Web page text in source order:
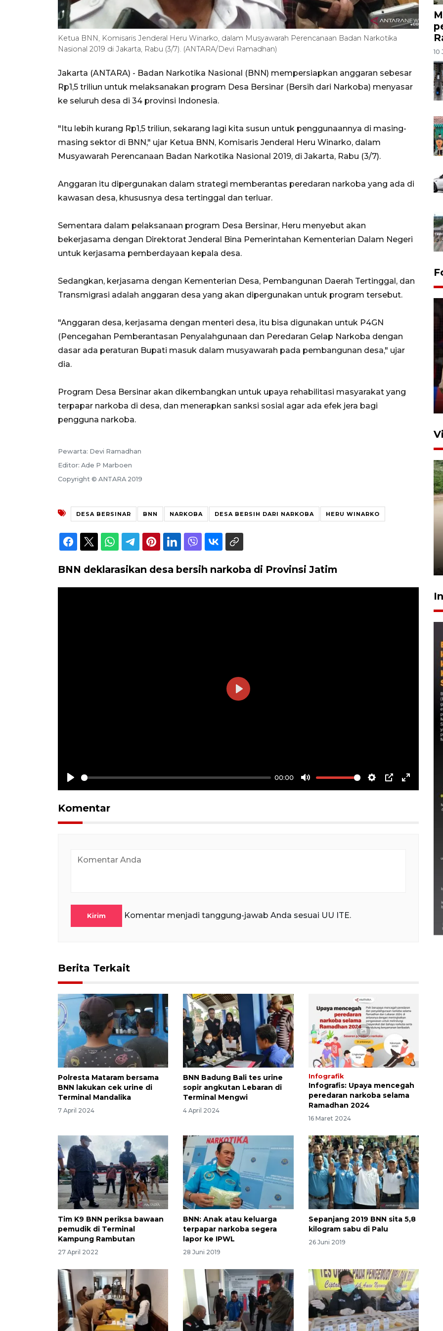
Ketua BNN, Komisaris Jenderal Heru Winarko, dalam Musyawarah Perencanaan Badan Narkotika
Nasional 2019 di Jakarta, Rabu (3/7). (ANTARA/Devi Ramadhan)
Jakarta (ANTARA) - Badan Narkotika Nasional (BNN) mempersiapkan anggaran sebesar
Rp1,5 triliun untuk melaksanakan program Desa Bersinar (Bersih dari Narkoba) menyasar
ke seluruh desa di 34 provinsi Indonesia.
"Itu lebih kurang Rp1,5 triliun, sekarang lagi kita susun untuk penggunaannya di masing-
masing sektor di BNN," ujar Ketua BNN, Komisaris Jenderal Heru Winarko, dalam
Musyawarah Perencanaan Badan Narkotika Nasional 2019, di Jakarta, Rabu (3/7).
Anggaran itu dipergunakan dalam strategi memberantas peredaran narkoba yang ada di
kawasan desa, khususnya desa tertinggal dan terluar.
Sementara dalam pelaksanaan program Desa Bersinar, Heru menyebut akan
bekerjasama dengan Direktorat Jenderal Bina Pemerintahan Kementerian Dalam Negeri
untuk kerjasama pemberdayaan kepala desa.
Sedangkan, kerjasama dengan Kementerian Desa, Pembangunan Daerah Tertinggal, dan
Transmigrasi adalah anggaran desa yang akan dipergunakan untuk program tersebut.
"Anggaran desa, kerjasama dengan menteri desa, itu bisa digunakan untuk P4GN
(Pencegahan Pemberantasan Penyalahgunaan dan Peredaran Gelap Narkoba dengan
dasar ada peraturan Bupati masuk dalam musyawarah pada pembangunan desa," ujar
dia.
Program Desa Bersinar akan dikembangkan untuk upaya rehabilitasi masyarakat yang
terpapar narkoba di desa, dan menerapkan sanksi sosial agar ada efek jera bagi
pengguna narkoba.
Pewarta: Devi Ramadhan
Editor: Ade P Marboen
Copyright © ANTARA 2019
DESA BERSINAR BNN NARKOBA DESA BERSIH DARI NARKOBA HERU WINARKO
BNN deklarasikan desa bersih narkoba di Provinsi Jatim
Play
00:00
Mute Settings
PIP Enter
Play
Komentar
Kirim Komentar menjadi tanggung-jawab Anda sesuai UU ITE.
Berita Terkait
Polresta Mataram bersama
BNN lakukan cek urine di
Terminal Mandalika
7 April 2024
BNN Badung Bali tes urine
sopir angkutan Lebaran di
Terminal Mengwi
4 April 2024
Infografik
Infografis: Upaya mencegah
peredaran narkoba selama
Ramadhan 2024
16 Maret 2024
Tim K9 BNN periksa bawaan
pemudik di Terminal
Kampung Rambutan
27 April 2022
BNN: Anak atau keluarga
terpapar narkoba segera
lapor ke IPWL
28 Juni 2019
Sepanjang 2019 BNN sita 5,8
kilogram sabu di Palu
26 Juni 2019
10
Lebaran Betawi 2026, ajang
Ibu Kota
berbagai daerah